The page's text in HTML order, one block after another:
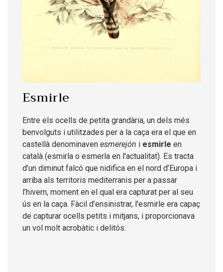
Esmirle
Entre els ocells de petita grandària, un dels més
benvolguts i utilitzades per a la caça era el que en
castellà denominaven esmerejón i esmirle en
català (esmirla o esmerla en l'actualitat). Es tracta
d’un diminut falcó que nidifica en el nord d’Europa i
arriba als territoris mediterranis per a passar
l’hivern, moment en el qual era capturat per al seu
ús en la caça. Fàcil d’ensinistrar, l'esmirle era capaç
de capturar ocells petits i mitjans, i proporcionava
un vol molt acrobàtic i delitós.